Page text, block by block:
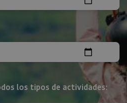
los tipos de actividades: